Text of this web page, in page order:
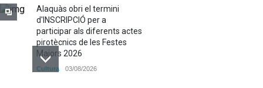
Alaquàs obri el termini
d'INSCRIPCIÓ per a
participar als diferents actes
pirotècnics de les Festes
Majors 2026
Cultura 03/08/2026